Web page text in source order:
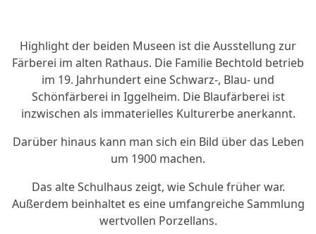
Highlight der beiden Museen ist die Ausstellung zur
Färberei im alten Rathaus. Die Familie Bechtold betrieb
im 19. Jahrhundert eine Schwarz-, Blau- und
Schönfärberei in Iggelheim. Die Blaufärberei ist
inzwischen als immaterielles Kulturerbe anerkannt.
Darüber hinaus kann man sich ein Bild über das Leben
um 1900 machen.
Das alte Schulhaus zeigt, wie Schule früher war.
Außerdem beinhaltet es eine umfangreiche Sammlung
wertvollen Porzellans.